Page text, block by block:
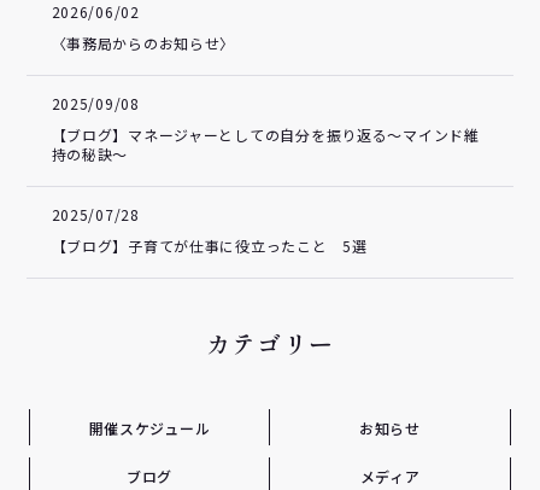
2026/06/02
〈事務局からのお知らせ〉
2025/09/08
【ブログ】マネージャーとしての自分を振り返る～マインド維
持の秘訣～
2025/07/28
【ブログ】子育てが仕事に役立ったこと 5選
カテゴリー
開催スケジュール お知らせ
ブログ メディア